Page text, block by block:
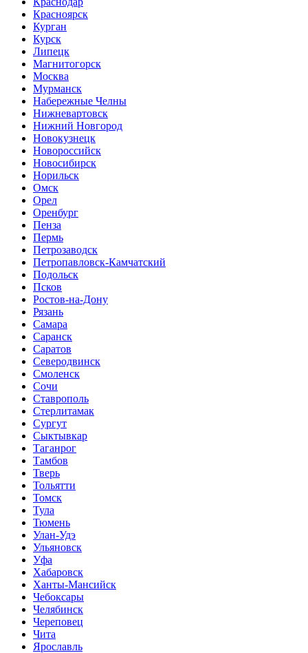
Красноярск
Курган
Курск
Липецк
Магнитогорск
Москва
Мурманск
Набережные Челны
Нижневартовск
Нижний Новгород
Новокузнецк
Новороссийск
Новосибирск
Норильск
Омск
Орел
Оренбург
Пенза
Пермь
Петрозаводск
Петропавловск-Камчатский
Подольск
Псков
Ростов-на-Дону
Рязань
Самара
Саранск
Саратов
Северодвинск
Смоленск
Сочи
Ставрополь
Стерлитамак
Сургут
Сыктывкар
Таганрог
Тамбов
Тверь
Тольятти
Томск
Тула
Тюмень
Улан-Удэ
Ульяновск
Уфа
Хабаровск
Ханты-Мансийск
Чебоксары
Челябинск
Череповец
Чита
Ярославль